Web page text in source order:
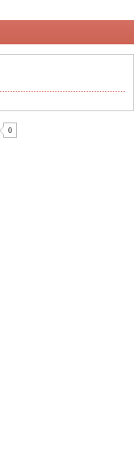
0